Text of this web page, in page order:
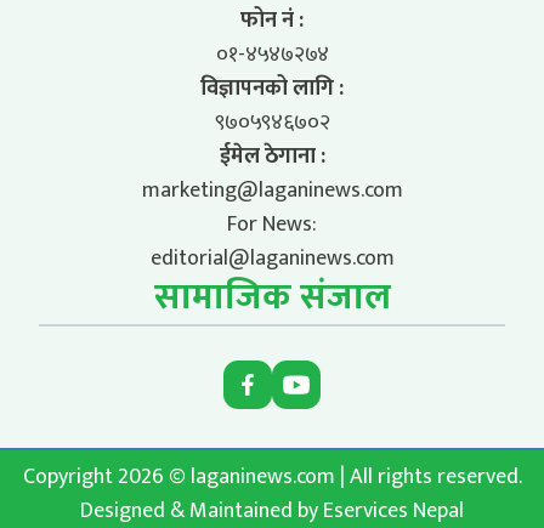
फोन नं :
०१-४५४७२७४
विज्ञापनको लागि :
९७०५९४६७०२
ईमेल ठेगाना :
marketing@laganinews.com
For News:
editorial@laganinews.com
सामाजिक संजाल
Copyright 2026 © laganinews.com | All rights reserved.
Designed & Maintained byEservices Nepal